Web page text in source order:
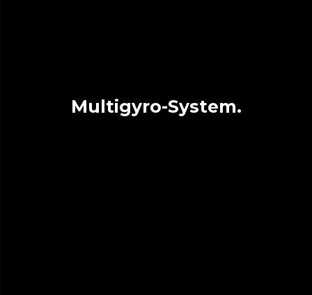
Multigyro-System.